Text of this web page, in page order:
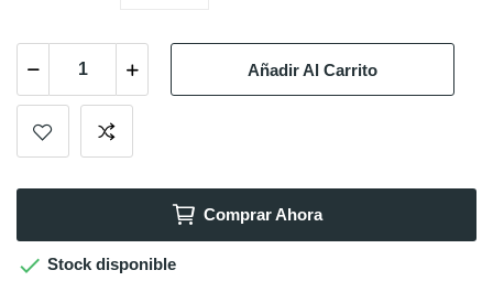
Añadir Al Carrito
Comprar Ahora
 Stock disponible